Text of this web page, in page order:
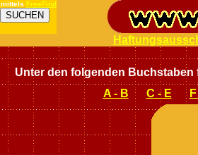
mittels FreeFind
Unter den folgenden
A - B
C - E